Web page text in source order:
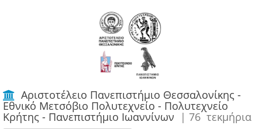
Αριστοτέλειο Πανεπιστήμιο Θεσσαλονίκης -
Εθνικό Μετσόβιο Πολυτεχνείο - Πολυτεχνείο
Κρήτης - Πανεπιστήμιο Ιωαννίνων | 76 τεκμήρια